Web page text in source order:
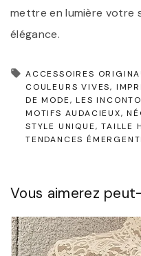
mettre en lumière votre
élégance.
ACCESSOIRES
COULEURS VIVES
DE MODE
LES
MOTIFS AUDACIEUX
STYLE UNIQUE
TAILLE
TENDANCES
Vous aimerez